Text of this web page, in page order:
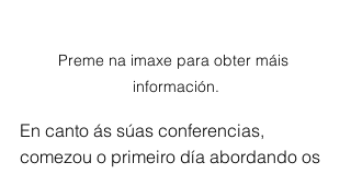
Preme na imaxe para obter máis
información.
En canto ás súas conferencias,
comezou o primeiro día abordando os